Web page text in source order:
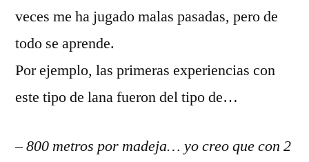
veces me ha jugado malas pasadas, pero de
todo se aprende.
Por ejemplo, las primeras experiencias con
este tipo de lana fueron del tipo de…
–800 metros por madeja… yo creo que con 2